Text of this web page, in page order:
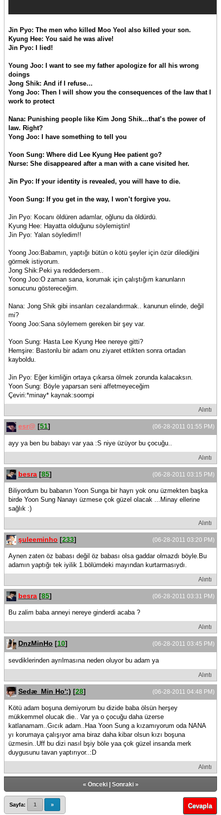
Jin Pyo: The men who killed Moo Yeol also killed your son.
Kyung Hee: You said he was alive!
Jin Pyo: I lied!
Young Joo: I want to see my father apologize for all his wrong
doings
Jong Shik: And if I refuse…
Yong Joo: Then I will show you the consequences of the law that I
work to protect
Nana: Punishing people like Kim Jong Shik…that’s the power of
law. Right?
Yong Joo: I have something to tell you
Yoon Sung: Where did Lee Kyung Hee patient go?
Nurse: She disappeared after a man with a cane visited her.
Jin Pyo: If your identity is revealed, you will have to die.
Yoon Sung: If you get in the way, I won’t forgive you.
Jin Pyo: Kocanı öldüren adamlar, oğlunu da öldürdü.
Kyung Hee: Hayatta olduğunu söylemiştin!
Jin Pyo: Yalan söyledim!!
Yoong Joo:Babamın, yaptığı bütün o kötü şeyler için özür dilediğini
görmek istiyorum.
Jong Shik:Peki ya reddedersem..
Yoong Joo:O zaman sana, korumak için çalıştığım kanunların
sonucunu göstereceğim.
Nana: Jong Shik gibi insanları cezalandırmak.. kanunun elinde, değil
mi?
Yoong Joo:Sana söylemem gereken bir şey var.
Yoon Sung: Hasta Lee Kyung Hee nereye gitti?
Hemşire: Bastonlu bir adam onu ziyaret ettikten sonra ortadan
kayboldu.
Jin Pyo: Eğer kimliğin ortaya çıkarsa ölmek zorunda kalacaksın.
Yoon Sung: Böyle yaparsan seni affetmeyeceğim
Çeviri:*minay* kaynak:soompi
Alıntı
(06-28-2011 01:55 PM)
esr@ [51]
ayy ya ben bu babayı var yaa :S niye üzüyor bu çocuğu..
Alıntı
(06-28-2011 03:15 PM)
besra [85]
Biliyordum bu babanın Yoon Sunga bir hayrı yok onu üzmekten başka
birde Yoon Sung Nanayı üzmese çok güzel olacak ...Minay ellerine
sağlık :)
Alıntı
(06-28-2011 03:20 PM)
şuleeminho [233]
Aynen zaten öz babası değil öz babası olsa gaddar olmazdı böyle.Bu
adamın yaptığı tek iyilik 1.bölümdeki mayından kurtarmasıydı.
Alıntı
(06-28-2011 03:31 PM)
besra [85]
Bu zalim baba anneyi nereye ginderdi acaba ?
Alıntı
(06-28-2011 03:45 PM)
DnzMinHo [10]
sevdiklerinden ayrılmasına neden oluyor bu adam ya
Alıntı
(06-28-2011 04:48 PM)
Sedæ_Min Ho':) [28]
Kötü adam boşuna demiyorum bu dizide baba ölsün herşey
mükkemmel olucak die.. Var ya o çocuğu daha üzerse
katlanamam..Gıcık adam..Haa Yoon Sung a kızamıyorum oda NANA
yı korumaya çalışıyor ama biraz daha kibar olsun kızı boşuna
üzmesin..Uff bu dizi nasıl bşiy böle yaa çok güzel insanda merk
duygusunu tavan yaptırıyor..:D
Alıntı
« Önceki| Sonraki»
Sayfa: 1 » Cevapla